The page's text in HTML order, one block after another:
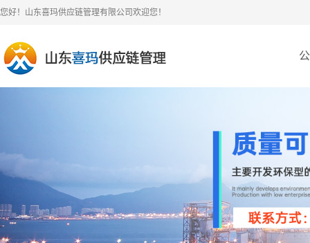
您好！山东喜玛供应链管理有限公司欢迎您！